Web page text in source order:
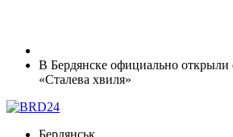
В Бердянске официально открыли
«Сталева хвиля»
Бердянськ